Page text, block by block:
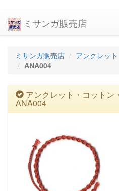
ミサンガ販売店
ミサンガ販売店 アンクレット
ANA004
アンクレット・コットン
ANA004